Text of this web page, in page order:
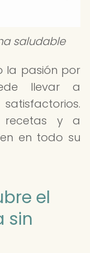
saludable
la pasión por
llevar a
recetas y a
en todo su
el
sin